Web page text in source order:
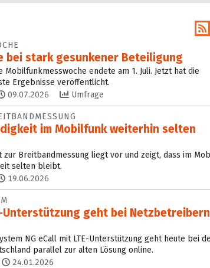
bei stark gesunkener Beteiligung
Mobilfunkmesswoche endete am 1. Juli. Jetzt hat die
Ergebnisse veröffentlicht.
09.07.2026 Umfrage
im Mobilfunk weiterhin selten
zur Breitbandmessung liegt vor und zeigt, dass im
selten bleibt.
19.06.2026
Unterstützung geht bei Netzbetreibern
NG eCall mit LTE-Unterstützung geht heute bei
parallel zur alten Lösung online.
24.01.2026